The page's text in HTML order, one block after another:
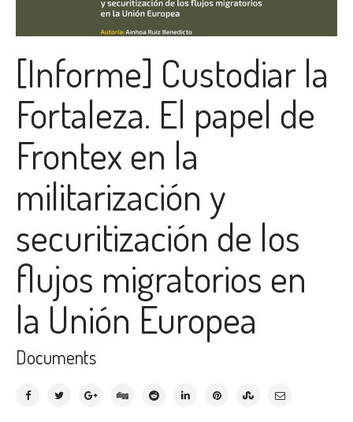
[Informe] Custodiar la
Fortaleza. El papel de
Frontex en la
militarización y
securitización de los
flujos migratorios en
la Unión Europea
Documents